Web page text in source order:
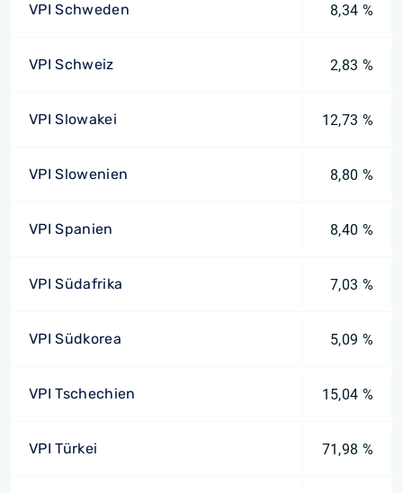
VPI Schweden 8,34 %
VPI Schweiz 2,83 %
VPI Slowakei 12,73 %
VPI Slowenien 8,80 %
VPI Spanien 8,40 %
VPI Südafrika 7,03 %
VPI Südkorea 5,09 %
VPI Tschechien 15,04 %
VPI Türkei 71,98 %